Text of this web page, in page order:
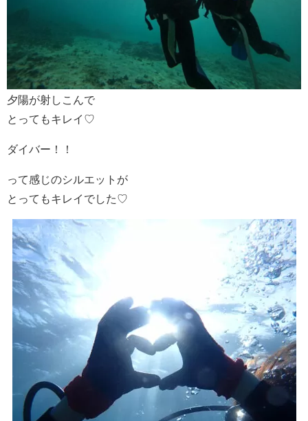
夕陽が射しこんで
とってもキレイ♡
ダイバー！！
って感じのシルエットが
とってもキレイでした♡